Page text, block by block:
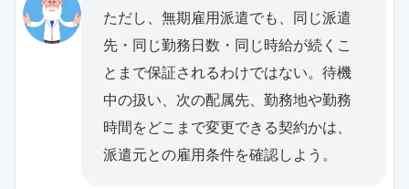
ただし、無期雇用派遣でも、同じ派遣
先・同じ勤務日数・同じ時給が続くこ
とまで保証されるわけではない。待機
中の扱い、次の配属先、勤務地や勤務
時間をどこまで変更できる契約かは、
派遣元との雇用条件を確認しよう。